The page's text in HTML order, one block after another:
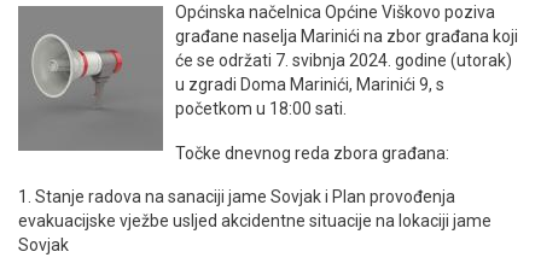
Općinska načelnica Općine Viškovo poziva
građane naselja Marinići na zbor građana koji
će se održati 7. svibnja 2024. godine (utorak)
u zgradi Doma Marinići, Marinići 9, s
početkom u 18:00 sati.
Točke dnevnog reda zbora građana:
1. Stanje radova na sanaciji jame Sovjak i Plan provođenja
evakuacijske vježbe usljed akcidentne situacije na lokaciji jame
Sovjak